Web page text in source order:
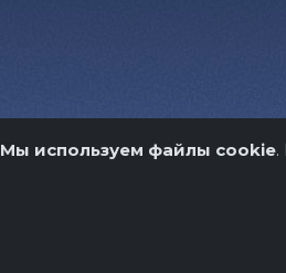
Мы используем файлы cookie.